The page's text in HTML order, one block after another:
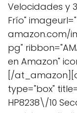
Velocidades y
Frío"
amazon.com/
pg"
en Amazon"
[/
type="box"
HP8238\/10